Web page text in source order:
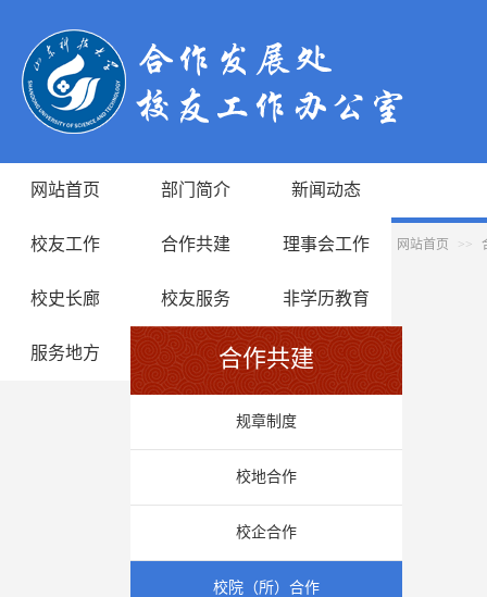
网站首页 部门简介 新闻动态
校友工作 合作共建 理事会工作
校史长廊 校友服务 非学历教育
服务地方
网站首页 >>
合作共建
规章制度
校地合作
校企合作
校院（所）合作